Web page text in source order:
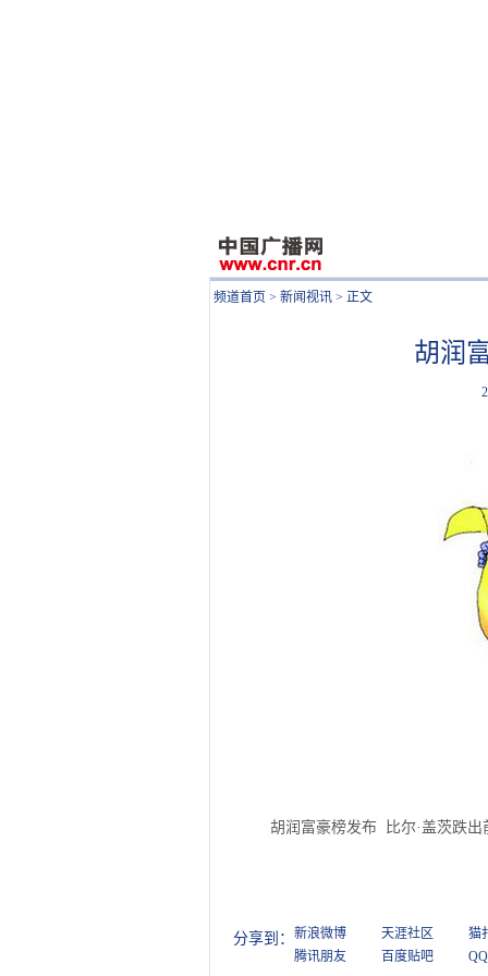
频道首页 > 新闻视讯 > 正文
胡润
胡润富豪榜发布 比尔·盖茨跌出
分享到： 新浪微博
腾讯朋友
天涯社区
百度贴吧
猫